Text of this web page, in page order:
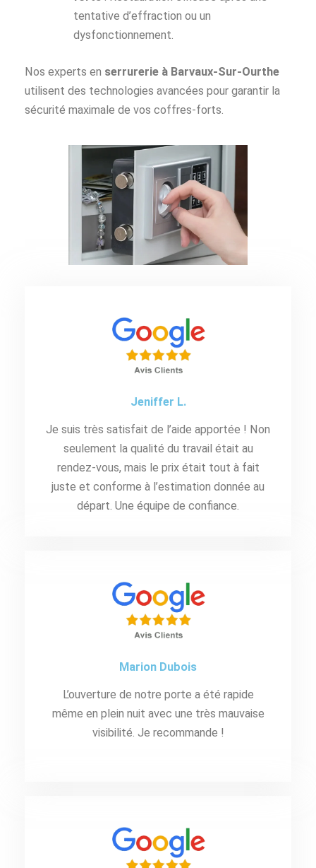
tentative d’effraction ou un
dysfonctionnement.
Nos experts en serrurerie à Barvaux-Sur-Ourthe
utilisent des technologies avancées pour garantir la
sécurité maximale de vos coffres-forts.
Jeniffer L.
Je suis très satisfait de l’aide apportée ! Non
seulement la qualité du travail était au
rendez-vous, mais le prix était tout à fait
juste et conforme à l’estimation donnée au
départ. Une équipe de confiance.
Marion Dubois
L’ouverture de notre porte a été rapide
même en plein nuit avec une très mauvaise
visibilité. Je recommande !